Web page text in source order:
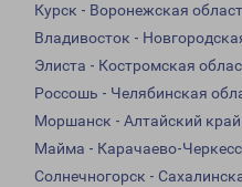
Курск - Воронежская
Владивосток -
Элиста - Костромская
Россошь - Челябинская
Моршанск - Алтайский край
Майма - Карачаево-
Солнечногорск -